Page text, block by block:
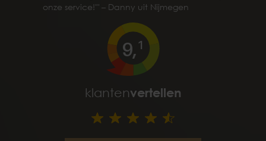
onze service!'" – Danny uit Nijmegen
9, 1
klantenvertellen